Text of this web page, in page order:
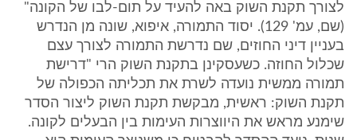
לצורך תקנת השוק באה להעיד על תום-לבו של הקונה"
(שם, עמ' 129). יסוד התמורה, איפוא, שונה מן הנדרש
בעניין דיני החוזים, שם נדרשת התמורה לצורך עצם
שכלול החוזה. כשעסקינן בתקנת השוק הרי "דרישת
תמורה ממשית נועדה לשרת את תכליתה הכפולה של
תקנת השוק: ראשית, מבקשת תקנת השוק ליצור הסדר
שימנע מראש את היווצרות העימות בין הבעלים לקונה.